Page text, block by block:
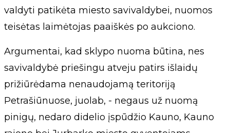
valdyti patikėta miesto savivaldybei, nuomos
teisėtas laimėtojas paaiškės po aukciono.
Argumentai, kad sklypo nuoma būtina, nes
savivaldybė priešingu atveju patirs išlaidų
prižiūrėdama nenaudojamą teritoriją
Petrašiūnuose, juolab, - negaus už nuomą
pinigų, nedaro didelio įspūdžio Kauno, Kauno